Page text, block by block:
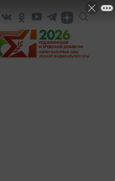
Патриотизм